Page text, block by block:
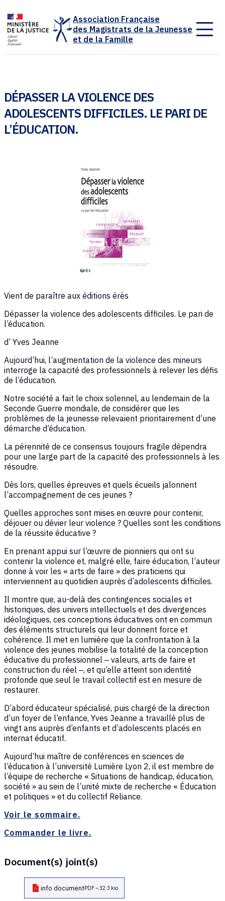
Association Française
des Magistrats de la Jeunesse
et de la Famille
DÉPASSER LA VIOLENCE DES
ADOLESCENTS DIFFICILES. LE PARI DE
L’ÉDUCATION.
Vient de paraître aux éditions érès
Dépasser la violence des adolescents difficiles. Le pari de
l’éducation.
d’ Yves Jeanne
Aujourd’hui, l’augmentation de la violence des mineurs
interroge la capacité des professionnels à relever les défis
de l’éducation.
Notre société a fait le choix solennel, au lendemain de la
Seconde Guerre mondiale, de considérer que les
problèmes de la jeunesse relevaient prioritairement d’une
démarche d’éducation.
La pérennité de ce consensus toujours fragile dépendra
pour une large part de la capacité des professionnels à les
résoudre.
Dès lors, quelles épreuves et quels écueils jalonnent
l’accompagnement de ces jeunes ?
Quelles approches sont mises en œuvre pour contenir,
déjouer ou dévier leur violence ? Quelles sont les conditions
de la réussite éducative ?
En prenant appui sur l’œuvre de pionniers qui ont su
contenir la violence et, malgré elle, faire éducation, l’auteur
donne à voir les « arts de faire » des praticiens qui
interviennent au quotidien auprès d’adolescents difficiles.
Il montre que, au-delà des contingences sociales et
historiques, des univers intellectuels et des divergences
idéologiques, ces conceptions éducatives ont en commun
des éléments structurels qui leur donnent force et
cohérence. Il met en lumière que la confrontation à la
violence des jeunes mobilise la totalité de la conception
éducative du professionnel ‒ valeurs, arts de faire et
construction du réel ‒, et qu’elle atteint son identité
profonde que seul le travail collectif est en mesure de
restaurer.
D’abord éducateur spécialisé, puis chargé de la direction
d’un foyer de l’enfance, Yves Jeanne a travaillé plus de
vingt ans auprès d’enfants et d’adolescents placés en
internat éducatif.
Aujourd’hui maître de conférences en sciences de
l’éducation à l’université Lumière Lyon 2, il est membre de
l’équipe de recherche « Situations de handicap, éducation,
société » au sein de l’unité mixte de recherche « Éducation
et politiques » et du collectif Reliance.
Voir le sommaire.
Commander le livre.
Document(s) joint(s)
info documentPDF – 32.3 kio